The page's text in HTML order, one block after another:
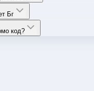
Бг
код?